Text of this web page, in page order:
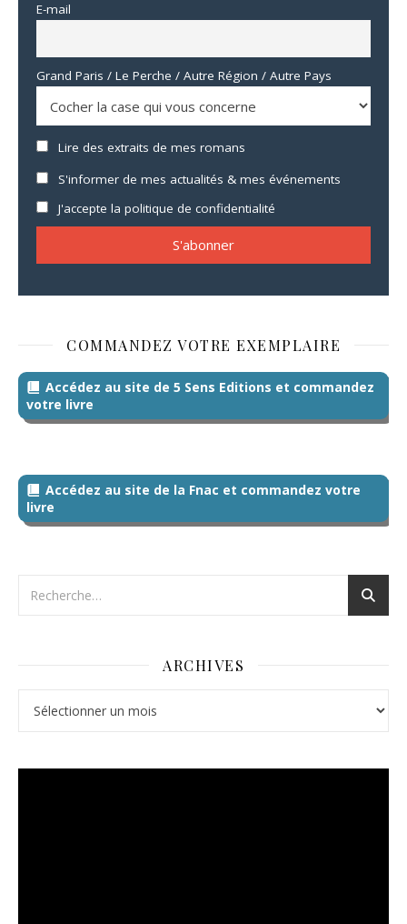
E-mail
Grand Paris / Le Perche / Autre Région / Autre Pays
Lire des extraits de mes romans
S'informer de mes actualités & mes événements
J'accepte la politique de confidentialité
COMMANDEZ VOTRE EXEMPLAIRE
Accédez au site de 5 Sens Editions et commandez
votre livre
Accédez au site de la Fnac et commandez votre
livre
ARCHIVES